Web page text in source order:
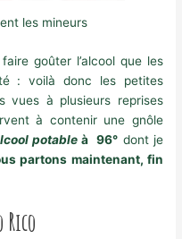
les mineurs
goûter l’alcool que les
: voilà donc les petites
vues à plusieurs reprises
à contenir une gnôle
potable à 96° dont je
partons maintenant, fin